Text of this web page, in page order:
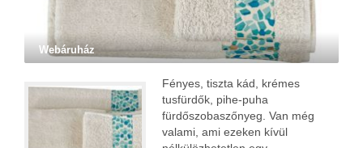
Webáruház
Fényes, tiszta kád, krémes
tusfürdők, pihe-puha
fürdőszobaszőnyeg. Van még
valami, ami ezeken kívül